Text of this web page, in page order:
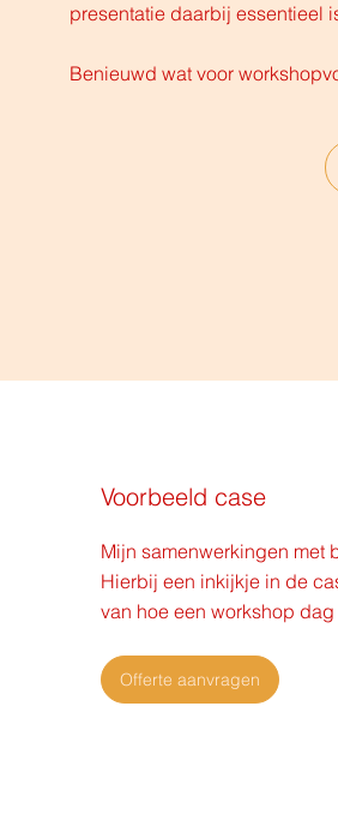
Voorbeeld case
Mijn samenwerkingen met
Hierbij een inkijkje in de
van hoe een workshop
Offerte aanvragen
presentatie daarbij essentieel
Benieuwd wat voor